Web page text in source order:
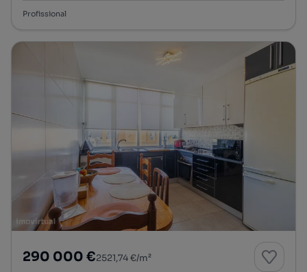
Profissional
290 000 €2521,74 €/m²